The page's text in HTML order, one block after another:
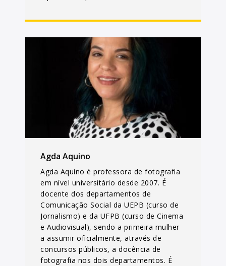
Agda Aquino
Agda Aquino é professora de fotografia
em nível universitário desde 2007. É
docente dos departamentos de
Comunicação Social da UEPB (curso de
Jornalismo) e da UFPB (curso de Cinema
e Audiovisual), sendo a primeira mulher
a assumir oficialmente, através de
concursos públicos, a docência de
fotografia nos dois departamentos. É